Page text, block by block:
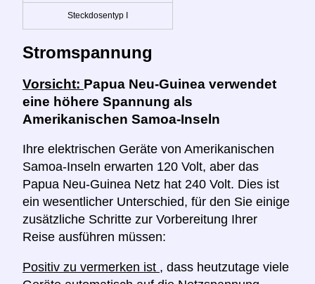
Steckdosentyp I
Stromspannung
Vorsicht: Papua Neu-Guinea verwendet
eine höhere Spannung als
Amerikanischen Samoa-Inseln
Ihre elektrischen Geräte von Amerikanischen
Samoa-Inseln erwarten 120 Volt, aber das
Papua Neu-Guinea Netz hat 240 Volt. Dies ist
ein wesentlicher Unterschied, für den Sie einige
zusätzliche Schritte zur Vorbereitung Ihrer
Reise ausführen müssen:
Positiv zu vermerken ist , dass heutzutage viele